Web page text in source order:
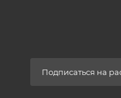
Подписаться на